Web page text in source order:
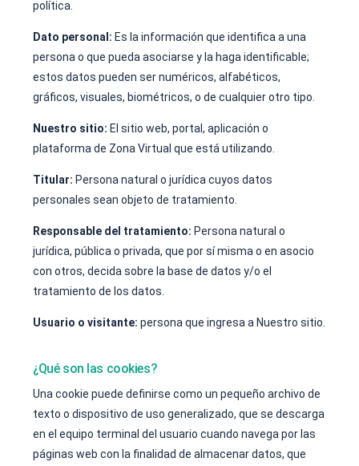
política.
Dato personal: Es la información que identifica a una
persona o que pueda asociarse y la haga identificable;
estos datos pueden ser numéricos, alfabéticos,
gráficos, visuales, biométricos, o de cualquier otro tipo.
Nuestro sitio: El sitio web, portal, aplicación o
plataforma de Zona Virtual que está utilizando.
Titular: Persona natural o jurídica cuyos datos
personales sean objeto de tratamiento.
Responsable del tratamiento: Persona natural o
jurídica, pública o privada, que por sí misma o en asocio
con otros, decida sobre la base de datos y/o el
tratamiento de los datos.
Usuario o visitante:persona que ingresa a Nuestro sitio.
¿Qué son las cookies?
Una cookie puede definirse como un pequeño archivo de
texto o dispositivo de uso generalizado, que se descarga
en el equipo terminal del usuario cuando navega por las
páginas web con la finalidad de almacenar datos, que